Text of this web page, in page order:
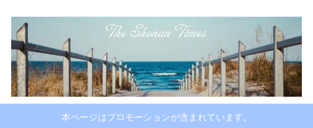
本ページはプロモーションが含まれています。